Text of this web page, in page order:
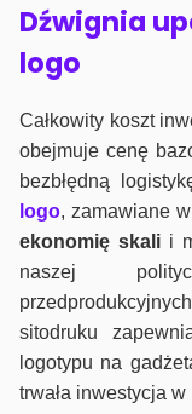
Dźwignia
logo
Całkowity koszt
obejmuje cenę
bezbłędną
logo, zamawiane
ekonomię skalii
naszej
sitodruku
logotypu na
trwała inwestycja